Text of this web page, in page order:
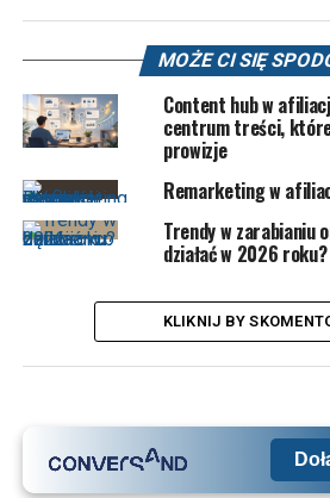
MOŻE CI SIĘ
Content hub w
centrum treści,
prowizje
Remarketing w
Trendy w zarabianiu
działać w 2026 roku?
KLIKNIJ BY